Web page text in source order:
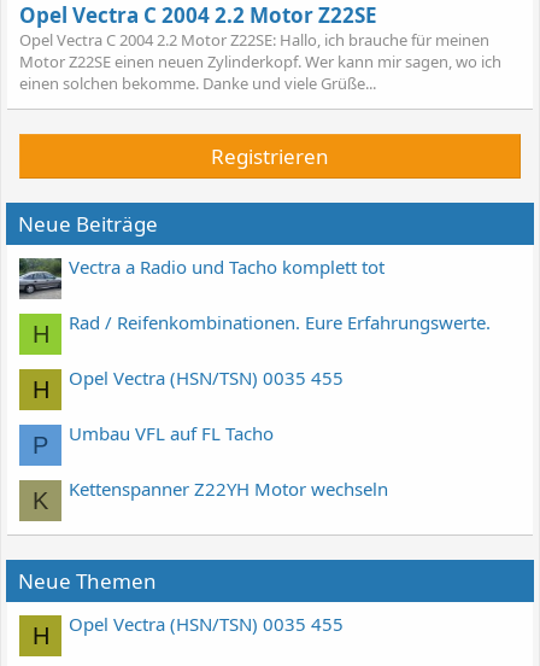
Opel Vectra C 2004 2.2 Motor Z22SE
Opel Vectra C 2004 2.2 Motor Z22SE: Hallo, ich brauche für meinen
Motor Z22SE einen neuen Zylinderkopf. Wer kann mir sagen, wo ich
einen solchen bekomme. Danke und viele Grüße...
Registrieren
Neue Beiträge
Vectra a Radio und Tacho komplett tot
H Rad / Reifenkombinationen. Eure Erfahrungswerte.
H Opel Vectra (HSN/TSN) 0035 455
P Umbau VFL auf FL Tacho
K Kettenspanner Z22YH Motor wechseln
Neue Themen
H Opel Vectra (HSN/TSN) 0035 455